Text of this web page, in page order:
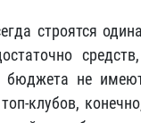
строятся
бюджета не
клубов,